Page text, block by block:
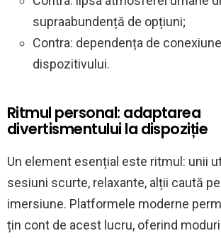
supraabundență de opțiuni;
Contra: dependența de
dispozitivului.
Ritmul personal: adaptarea
divertismentului la dispoziție
Un element esențial este ritmul: unii
sesiuni scurte, relaxante, alții caută
imersiune. Platformele moderne
țin cont de acest lucru, oferind